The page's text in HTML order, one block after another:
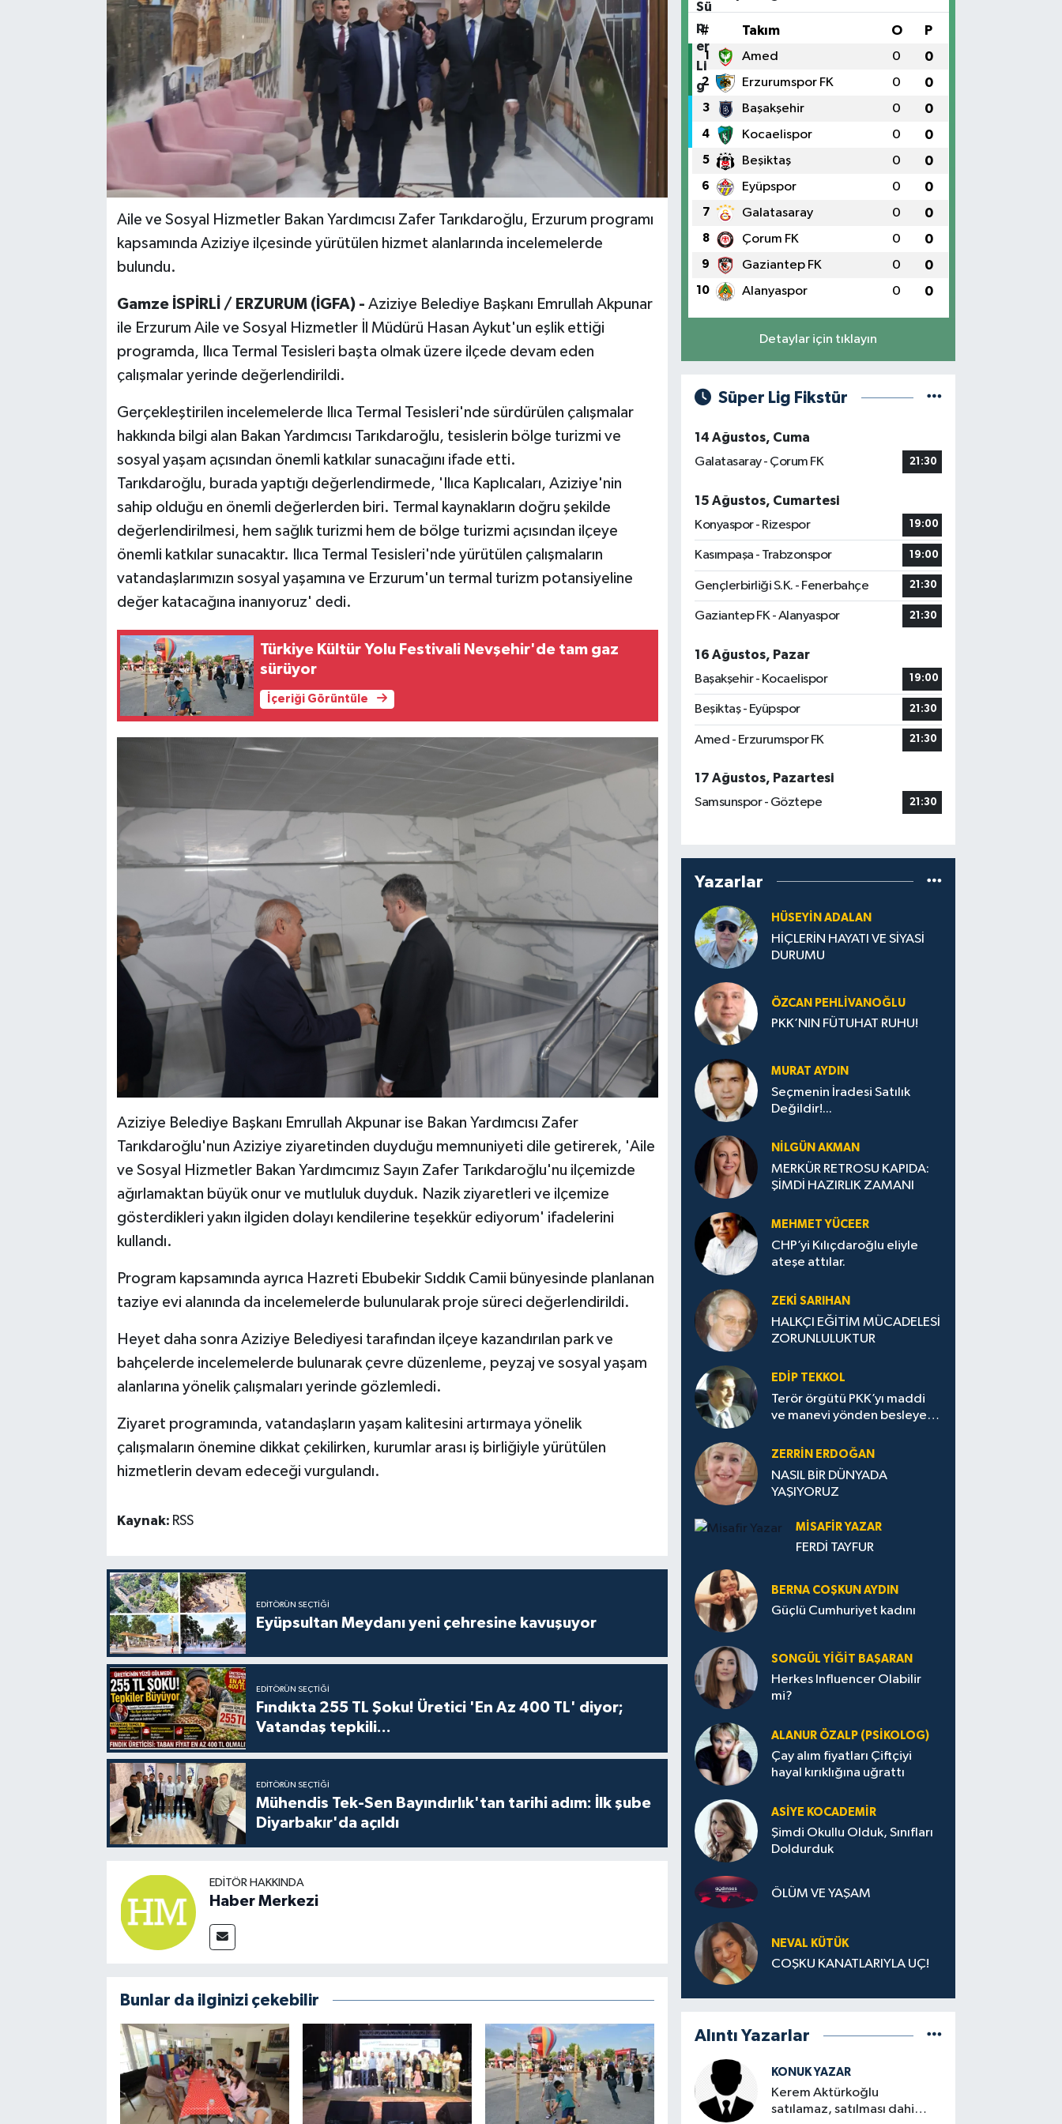
Aile ve Sosyal Hizmetler Bakan Yardımcısı Zafer Tarıkdaroğlu, Erzurum programı
kapsamında Aziziye ilçesinde yürütülen hizmet alanlarında incelemelerde
bulundu.
Gamze İSPİRLİ / ERZURUM (İGFA) - Aziziye Belediye Başkanı Emrullah Akpunar
ile Erzurum Aile ve Sosyal Hizmetler İl Müdürü Hasan Aykut'un eşlik ettiği
programda, Ilıca Termal Tesisleri başta olmak üzere ilçede devam eden
çalışmalar yerinde değerlendirildi.
Gerçekleştirilen incelemelerde Ilıca Termal Tesisleri'nde sürdürülen çalışmalar
hakkında bilgi alan Bakan Yardımcısı Tarıkdaroğlu, tesislerin bölge turizmi ve
sosyal yaşam açısından önemli katkılar sunacağını ifade etti.
Tarıkdaroğlu, burada yaptığı değerlendirmede, 'Ilıca Kaplıcaları, Aziziye'nin
sahip olduğu en önemli değerlerden biri. Termal kaynakların doğru şekilde
değerlendirilmesi, hem sağlık turizmi hem de bölge turizmi açısından ilçeye
önemli katkılar sunacaktır. Ilıca Termal Tesisleri'nde yürütülen çalışmaların
vatandaşlarımızın sosyal yaşamına ve Erzurum'un termal turizm potansiyeline
değer katacağına inanıyoruz' dedi.
Türkiye Kültür Yolu Festivali Nevşehir'de tam gaz
sürüyor
İçeriği Görüntüle
Aziziye Belediye Başkanı Emrullah Akpunar ise Bakan Yardımcısı Zafer
Tarıkdaroğlu'nun Aziziye ziyaretinden duyduğu memnuniyeti dile getirerek, 'Aile
ve Sosyal Hizmetler Bakan Yardımcımız Sayın Zafer Tarıkdaroğlu'nu ilçemizde
ağırlamaktan büyük onur ve mutluluk duyduk. Nazik ziyaretleri ve ilçemize
gösterdikleri yakın ilgiden dolayı kendilerine teşekkür ediyorum' ifadelerini
kullandı.
Program kapsamında ayrıca Hazreti Ebubekir Sıddık Camii bünyesinde planlanan
taziye evi alanında da incelemelerde bulunularak proje süreci değerlendirildi.
Heyet daha sonra Aziziye Belediyesi tarafından ilçeye kazandırılan park ve
bahçelerde incelemelerde bulunarak çevre düzenleme, peyzaj ve sosyal yaşam
alanlarına yönelik çalışmaları yerinde gözlemledi.
Ziyaret programında, vatandaşların yaşam kalitesini artırmaya yönelik
çalışmaların önemine dikkat çekilirken, kurumlar arası iş birliğiyle yürütülen
hizmetlerin devam edeceği vurgulandı.
Kaynak: RSS
EDITÖRÜN SEÇTIĞI
Eyüpsultan Meydanı yeni çehresine kavuşuyor
EDITÖRÜN SEÇTIĞI
Fındıkta 255 TL Şoku! Üretici 'En Az 400 TL' diyor;
Vatandaş tepkili...
EDITÖRÜN SEÇTIĞI
Mühendis Tek-Sen Bayındırlık'tan tarihi adım: İlk şube
Diyarbakır'da açıldı
EDITÖR HAKKINDA
Haber Merkezi
Bunlar da ilginizi çekebilir
# Takım O P
1 Amed 0 0
2 Erzurumspor FK 0 0
3 Başakşehir 0 0
4 Kocaelispor 0 0
5 Beşiktaş 0 0
6 Eyüpspor 0 0
7 Galatasaray 0 0
8 Çorum FK 0 0
9 Gaziantep FK 0 0
10 Alanyaspor 0 0
Detaylar için tıklayın
Süper Lig Fikstür
14 Ağustos, Cuma
Galatasaray - Çorum FK
21:30
15 Ağustos, Cumartesi
Konyaspor - Rizespor
19:00
Kasımpaşa - Trabzonspor 19:00
Gençlerbirliği S.K. - Fenerbahçe 21:30
Gaziantep FK - Alanyaspor 21:30
16 Ağustos, Pazar
Başakşehir - Kocaelispor
19:00
Beşiktaş - Eyüpspor 21:30
Amed - Erzurumspor FK 21:30
17 Ağustos, Pazartesi
Samsunspor - Göztepe
21:30
Yazarlar
HÜSEYIN ADALAN
HİÇLERİN HAYATI VE SİYASİ
DURUMU
ÖZCAN PEHLIVANOĞLU
PKK’NIN FÜTUHAT RUHU!
MURAT AYDIN
Seçmenin İradesi Satılık
Değildir!...
NILGÜN AKMAN
MERKÜR RETROSU KAPIDA:
ŞİMDİ HAZIRLIK ZAMANI
MEHMET YÜCEER
CHP’yi Kılıçdaroğlu eliyle
ateşe attılar.
ZEKI SARIHAN
HALKÇI EĞİTİM MÜCADELESİ
ZORUNLULUKTUR
EDIP TEKKOL
Terör örgütü PKK’yı maddi
ve manevi yönden besleyen
ZERRIN ERDOĞAN
NASIL BİR DÜNYADA
YAŞIYORUZ
MISAFIR YAZAR
FERDİ TAYFUR
BERNA COŞKUN AYDIN
Güçlü Cumhuriyet kadını
SONGÜL YIĞIT BAŞARAN
Herkes Influencer Olabilir
mi?
ALANUR ÖZALP (PSIKOLOG)
Çay alım fiyatları Çiftçiyi
hayal kırıklığına uğrattı
ASIYE KOCADEMİR
Şimdi Okullu Olduk, Sınıfları
Doldurduk
ÖLÜM VE YAŞAM
NEVAL KÜTÜK
COŞKU KANATLARIYLA UÇ!
Alıntı Yazarlar
KONUK YAZAR
Kerem Aktürkoğlu
satılamaz, satılması dahi